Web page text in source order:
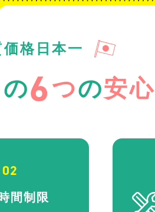
格日本一
の6 つの安心
02
時間制限